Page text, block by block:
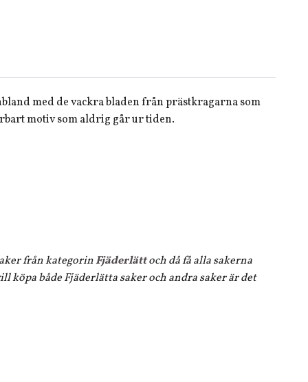
med de vackra bladen från prästkragarna som
motiv som aldrig går ur tiden.
från kategorinFjäderlättoch då få alla sakerna
köpa både Fjäderlätta saker och andra saker är det